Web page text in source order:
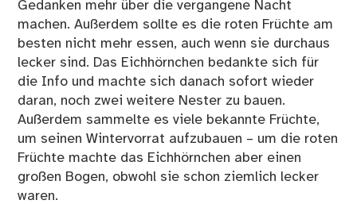
Gedanken mehr über die vergangene Nacht
machen. Außerdem sollte es die roten Früchte am
besten nicht mehr essen, auch wenn sie durchaus
lecker sind. Das Eichhörnchen bedankte sich für
die Info und machte sich danach sofort wieder
daran, noch zwei weitere Nester zu bauen.
Außerdem sammelte es viele bekannte Früchte,
um seinen Wintervorrat aufzubauen – um die roten
Früchte machte das Eichhörnchen aber einen
großen Bogen, obwohl sie schon ziemlich lecker
waren.